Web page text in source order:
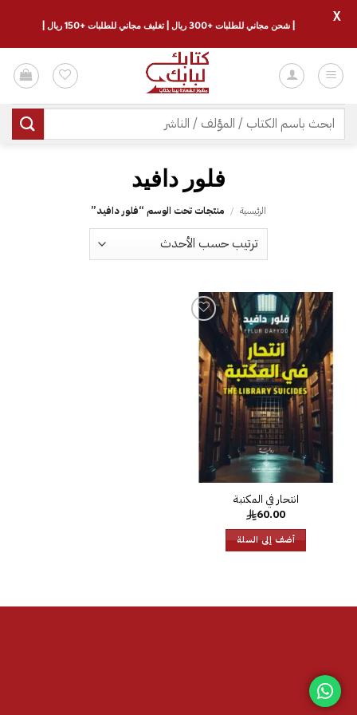
للمحتوى
البحث
عن:
فلور دافيد
الرئيسية / منتجات تحت الوسم “فلور دافيد”
إلى
قائمة
الرغبات
انتحار في المكتبة
60.00
أضف إلى السلة
| شحن مجاني للطلبات +300 ريال | تغليف مجاني للطلبات +150 ريال |
X